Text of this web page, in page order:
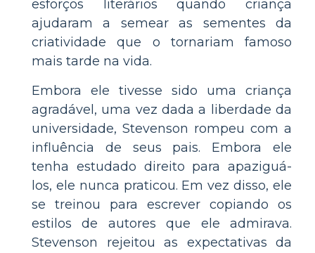
esforços literários quando criança
ajudaram a semear as sementes da
criatividade que o tornariam famoso
mais tarde na vida.
Embora ele tivesse sido uma criança
agradável, uma vez dada a liberdade da
universidade, Stevenson rompeu com a
influência de seus pais. Embora ele
tenha estudado direito para apaziguá-
los, ele nunca praticou. Em vez disso, ele
se treinou para escrever copiando os
estilos de autores que ele admirava.
Stevenson rejeitou as expectativas da